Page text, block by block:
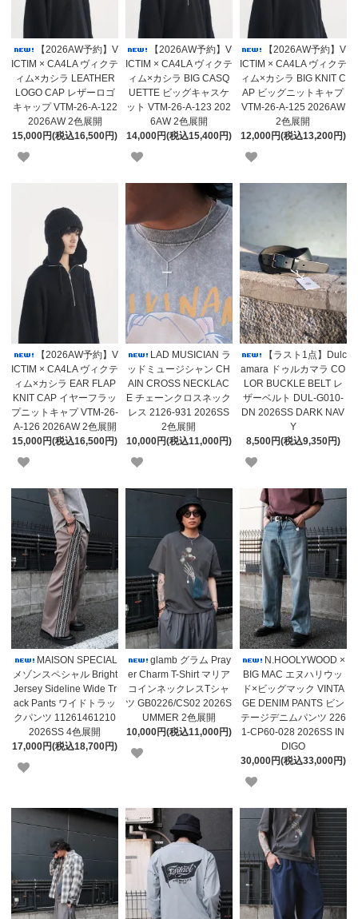
【2026AW予約】V
ICTIM × CA4LA ヴィクテ
ィム×カシラ LEATHER
LOGO CAP レザーロゴ
キャップ VTM-26-A-122
2026AW 2色展開
15,000円(税込16,500円)
【2026AW予約】V
ICTIM × CA4LA ヴィクテ
ィム×カシラ BIG CASQ
UETTE ビッグキャスケ
ット VTM-26-A-123 202
6AW 2色展開
14,000円(税込15,400円)
【2026AW予約】V
ICTIM × CA4LA ヴィクテ
ィム×カシラ BIG KNIT C
AP ビッグニットキャプ
VTM-26-A-125 2026AW
2色展開
12,000円(税込13,200円)
【2026AW予約】V
ICTIM × CA4LA ヴィクテ
ィム×カシラ EAR FLAP
KNIT CAP イヤーフラッ
プニットキャプ VTM-26-
A-126 2026AW 2色展開
15,000円(税込16,500円)
LAD MUSICIAN ラ
ッドミュージシャン CH
AIN CROSS NECKLAC
E チェーンクロスネック
レス 2126-931 2026SS
2色展開
10,000円(税込11,000円)
【ラスト1点】Dulc
amara ドゥルカマラ CO
LOR BUCKLE BELT レ
ザーベルト DUL-G010-
DN 2026SS DARK NAV
Y
8,500円(税込9,350円)
MAISON SPECIAL
メゾンスペシャル Bright
Jersey Sideline Wide Tr
ack Pants ワイドトラッ
クパンツ 11261461210
2026SS 4色展開
17,000円(税込18,700円)
glamb グラム Pray
er Charm T-Shirt マリア
コインネックレスTシャ
ツ GB0226/CS02 2026S
UMMER 2色展開
10,000円(税込11,000円)
N.HOOLYWOOD ×
BIG MAC エヌハリウッ
ド×ビッグマック VINTA
GE DENIM PANTS ビン
テージデニムパンツ 226
1-CP60-028 2026SS IN
DIGO
30,000円(税込33,000円)